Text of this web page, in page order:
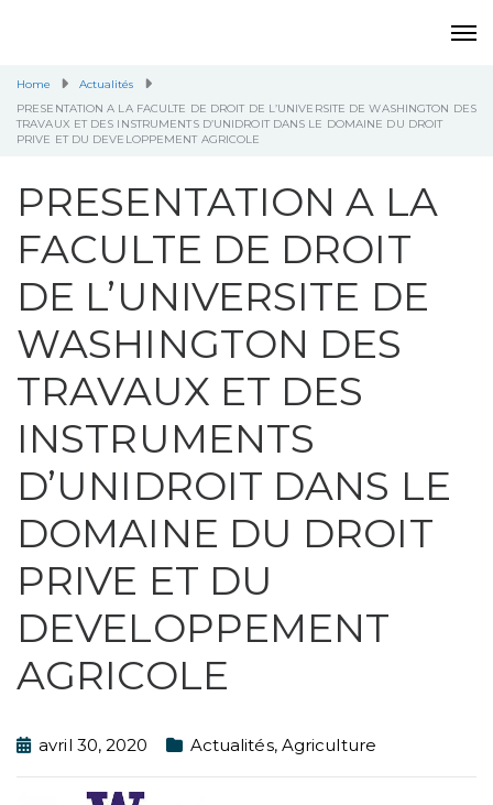
Home
Actualités
PRESENTATION A LA FACULTE DE DROIT DE L’UNIVERSITE DE WASHINGTON DES
TRAVAUX ET DES INSTRUMENTS D’UNIDROIT DANS LE DOMAINE DU DROIT
PRIVE ET DU DEVELOPPEMENT AGRICOLE
PRESENTATION A LA
FACULTE DE DROIT
DE L’UNIVERSITE DE
WASHINGTON DES
TRAVAUX ET DES
INSTRUMENTS
D’UNIDROIT DANS LE
DOMAINE DU DROIT
PRIVE ET DU
DEVELOPPEMENT
AGRICOLE
avril 30, 2020 Actualités, Agriculture